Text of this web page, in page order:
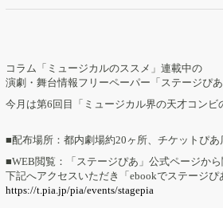
コラム「ミュージカルのススメ」連載中の
演劇・舞台情報フリーペーパー「ステージぴ
今月は第6回目「ミュージカル界の天才コンビ
■配布場所：都内劇場約20ヶ所、チケットぴあ
■WEB閲覧：「ステージぴあ」公式ページから
下記へアクセスいただき「ebookでステージぴ
https://t.pia.jp/pia/events/stagepia